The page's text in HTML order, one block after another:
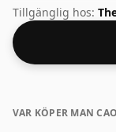
förpackningar.
Tillgänglig hos:
VAR KÖPER MAN